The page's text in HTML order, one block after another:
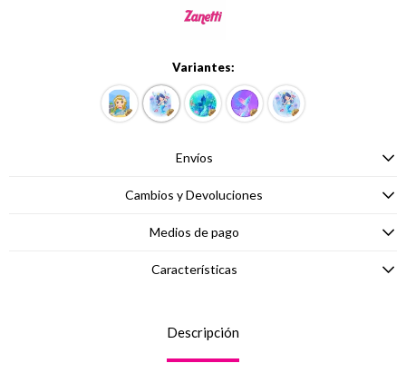
Variantes:
Envíos
Cambios y Devoluciones
Medios de pago
Características
Descripción